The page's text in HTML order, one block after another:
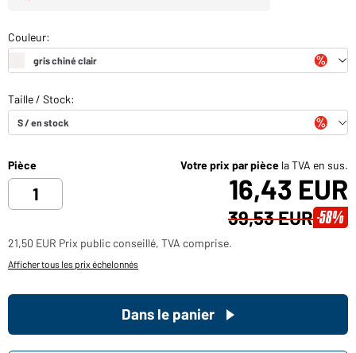
Pièce Votre prix par pièce la TVA en sus.
16,43 EUR
39,53 EUR -58%
21,50 EUR Prix public conseillé, TVA comprise.
Afficher tous les prix échelonnés
Dans le panier